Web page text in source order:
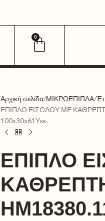
0
Αρχική σελίδα ΜΙΚΡΟΕΠΙΠΛΑ
ΕΠΙΠΛΟ ΕΙΣΟΔΟΥ ΜΕ
100x30x61Υεκ.
ΕΠΙΠΛΟ